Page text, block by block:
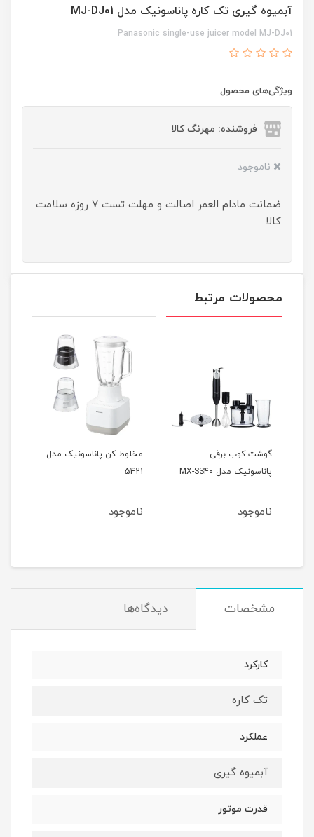
آبمیوه گیری تک کاره پاناسونیک مدل MJ-DJ01
Panasonic single-use juicer model MJ-DJ01
ویژگی‌های محصول
فروشنده: مهرنگ کالا
ناموجود
ضمانت مادام العمر اصالت و مهلت تست ۷ روزه سلامت
کالا
محصولات مرتبط
گوشت کوب برقی
پاناسونیک مدل MX-SS40
ناموجود
مخلوط کن پاناسونیک مدل
5421
ناموجود
مشخصات دیدگاه‌ها
کارکرد
تک کاره
عملکرد
آبمیوه گیری
قدرت موتور